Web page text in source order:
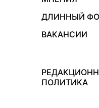
ДЛИННЫЙ
ВАКАНСИИ
ПОЛИТИКА